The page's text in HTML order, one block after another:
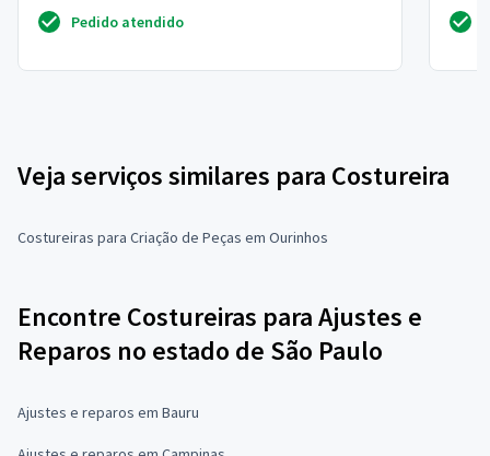
Pedido atendido
Veja serviços similares para Costureira
Costureiras para Criação de Peças em Ourinhos
Encontre Costureiras para Ajustes e
Reparos no estado de São Paulo
Ajustes e reparos em Bauru